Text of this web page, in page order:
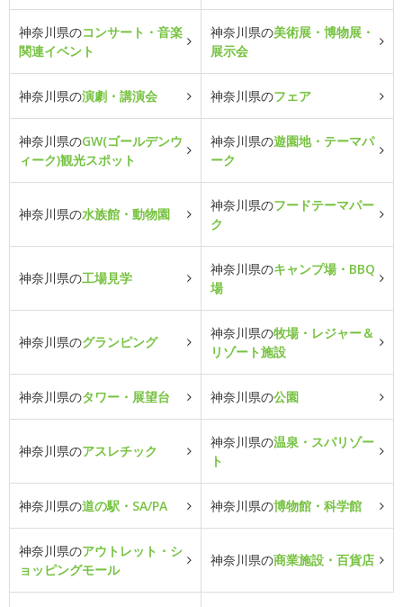
神奈川県のコンサート・音楽
関連イベント
神奈川県の美術展・博物展・
展示会
神奈川県の演劇・講演会 神奈川県のフェア
神奈川県のGW(ゴールデンウ
ィーク)観光スポット
神奈川県の遊園地・テーマパ
ーク
神奈川県の水族館・動物園
神奈川県のフードテーマパー
ク
神奈川県の工場見学
神奈川県のキャンプ場・BBQ
場
神奈川県のグランピング
神奈川県の牧場・レジャー＆
リゾート施設
神奈川県のタワー・展望台 神奈川県の公園
神奈川県のアスレチック
神奈川県の温泉・スパリゾー
ト
神奈川県の道の駅・SA/PA 神奈川県の博物館・科学館
神奈川県のアウトレット・シ
ョッピングモール
神奈川県の商業施設・百貨店